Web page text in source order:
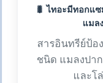
🐛 ไทอะมีทอกแ
แมล
สารอินทรีย์ป้อ
ชนิด แมลงปา
และโ